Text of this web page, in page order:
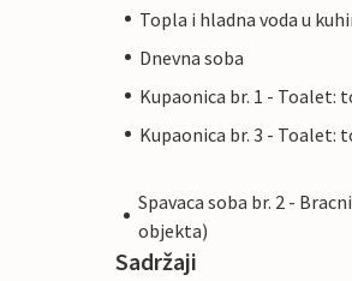
Topla i hladna voda u
Dnevna soba
Kupaonica br. 1 - Toalet:
Kupaonica br. 3 - Toalet:
Spavaca soba br. 2 -
objekta)
Sadržaji